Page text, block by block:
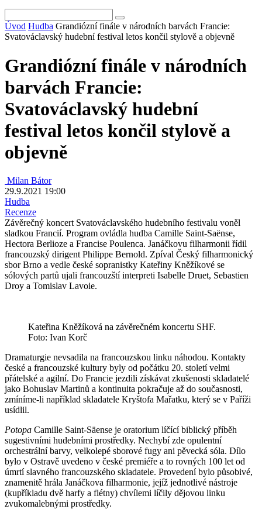
Úvod Hudba Grandiózní finále v národních barvách Francie:
Svatováclavský hudební festival letos končil stylově a objevně
Grandiózní finále v národních
barvách Francie:
Svatováclavský hudební
festival letos končil stylově a
objevně
Milan Bátor
29.9.2021 19:00
Hudba
Recenze
Závěrečný koncert Svatováclavského hudebního festivalu voněl
sladkou Francií. Program ovládla hudba Camille Saint-Saënse,
Hectora Berlioze a Francise Poulenca. Janáčkovu filharmonii řídil
francouzský dirigent Philippe Bernold. Zpíval Český filharmonický
sbor Brno a vedle české sopranistky Kateřiny Kněžíkové se
sólových partů ujali francouzští interpreti Isabelle Druet, Sebastien
Droy a Tomislav Lavoie.
Kateřina Kněžíková na závěrečném koncertu SHF.
Foto: Ivan Korč
Dramaturgie nevsadila na francouzskou linku náhodou. Kontakty
české a francouzské kultury byly od počátku 20. století velmi
přátelské a agilní. Do Francie jezdili získávat zkušenosti skladatelé
jako Bohuslav Martinů a kontinuita pokračuje až do současnosti,
zmíníme-li například skladatele Kryštofa Mařatku, který se v Paříži
usídlil.
Potopa Camille Saint-Säense je oratorium líčící biblický příběh
sugestivními hudebními prostředky. Nechybí zde opulentní
orchestrální barvy, velkolepé sborové fugy ani pěvecká sóla. Dílo
bylo v Ostravě uvedeno v české premiéře a to rovných 100 let od
úmrtí slavného francouzského skladatele. Provedení bylo působivé,
znamenitě hrála Janáčkova filharmonie, jejíž jednotlivé nástroje
(kupříkladu dvě harfy a flétny) chvílemi líčily dějovou linku
zvukomalebnými prostředky.